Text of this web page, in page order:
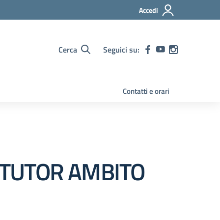
Accedi
Cerca Seguici su:
Contatti e orari
AMBITO